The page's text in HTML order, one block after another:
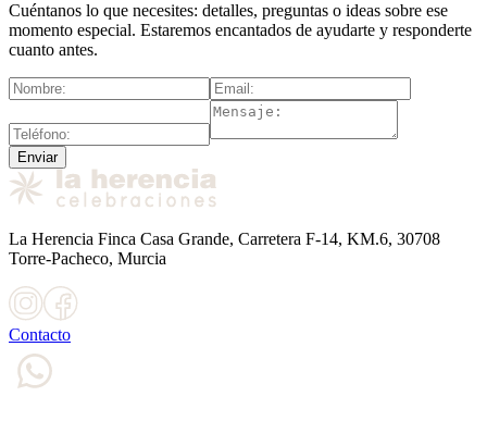
Cuéntanos lo que necesites: detalles, preguntas o ideas sobre ese
momento especial. Estaremos encantados de ayudarte y responderte
cuanto antes.
Enviar
La Herencia Finca Casa Grande, Carretera F-14, KM.6, 30708
Torre-Pacheco, Murcia
Contacto